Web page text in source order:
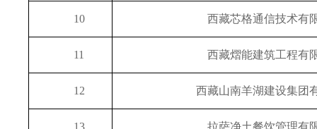
10 西藏芯格通信技术有
11 西藏熠能建筑工程有
12 西藏山南羊湖建设集团